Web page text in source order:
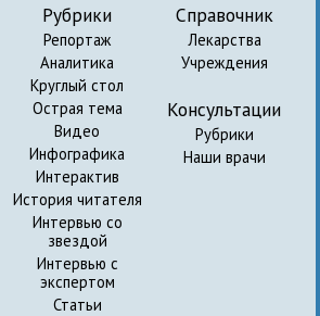
Рубрики
Репортаж
Аналитика
Круглый стол
Острая тема
Видео
Инфографика
Интерактив
История читателя
Интервью со
звездой
Интервью с
экспертом
Статьи
Справочник
Лекарства
Учреждения
Консультации
Рубрики
Наши врачи